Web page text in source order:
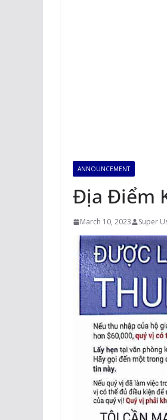
ANNOUNCEMENT
Địa Điểm
March 10, 2023 Super